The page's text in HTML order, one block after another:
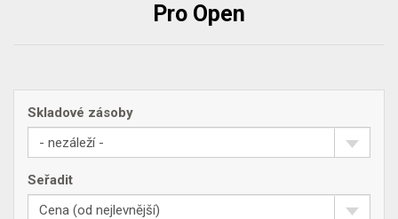
Pro Open
Skladové zásoby
- nezáleží -
Seřadit
Cena (od nejlevnější)